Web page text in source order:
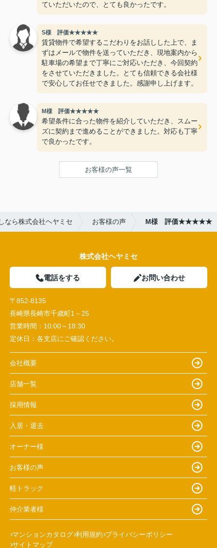
ていただいたので、とても良かったです。
S様 評価★★★★★
賃貸物件で希望するこだわりをお話しした上で、ま
ずはメールで物件を送っていただき、現地案内から
駐車場の希望まで丁寧にご対応いただき、今回契約
をさせていただきました。とても信頼できる会社様
で安心してお任せできました。感謝申し上げます。
M様 評価★★★★★
希望条件に合った物件を紹介していただき、スムー
ズに契約まで進めることができました。対応も丁寧
で良かったです。
お客様の声一覧
なら株式会社ヘヤミセ お客様の声 M様 評価★★★★★
株式会社ヘヤミセ
電話をする お問い合わせ
〒852-8135
長崎県長崎市千歳町1－25
営業時間： 10:00～18:30
定休日： 各支店にご確認ください。
会社概要
店舗一覧
採用情報
入居・退去
オーナー様
お客様の声
軽トラック
仲介業者様
マンションカタログ 利用規約 プライバシーポリシー
サイトマップ